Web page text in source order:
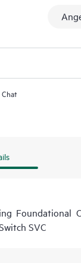
Foundational
SVC